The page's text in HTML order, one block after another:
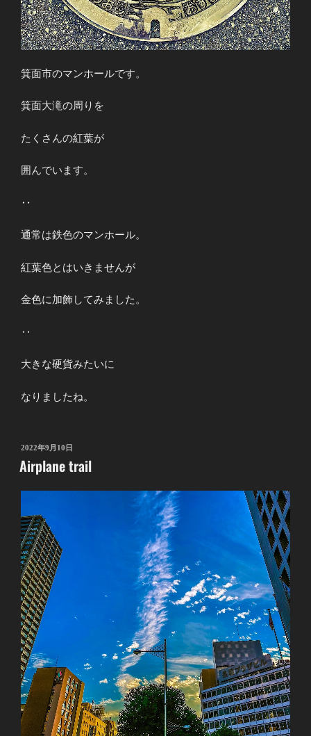
箕面市のマンホールです。
箕面大滝の周りを
たくさんの紅葉が
囲んでいます。
‥
通常は鉄色のマンホール。
紅葉色とはいきませんが
金色に加飾してみました。
‥
大きな硬貨みたいに
なりましたね。
投
稿
日:
2022年9月10日
Airplane trail